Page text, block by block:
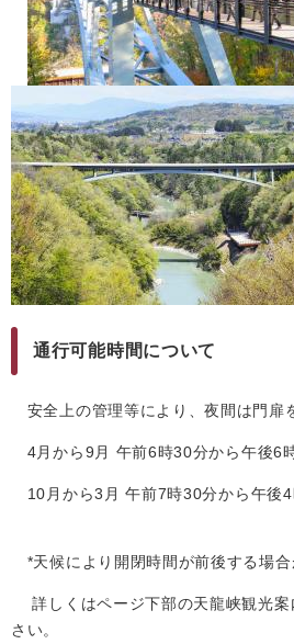
通行可能時間について
安全上の管理等により、夜間は門扉
4月から9月 午前6時30分から午後6
10月から3月 午前7時30分から午後
*天候により開閉時間が前後する場合
詳しくはページ下部の天龍峡観光案
さい。